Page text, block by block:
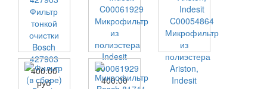
Фильтр
тонкой
очистки
Bosch
427903
400.00
руб
Микрофильтр
из
полиэстера
Indesit
C00061929
400.00
Микрофильтр
из
полиэстера
Ariston,
Indesit